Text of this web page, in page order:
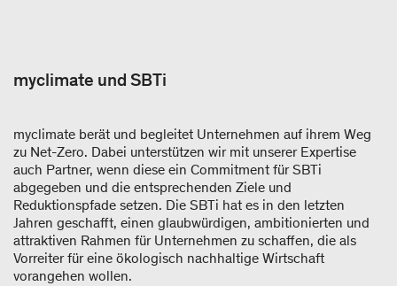
myclimate und SBTi
myclimate berät und begleitet Unternehmen auf ihrem Weg
zu Net-Zero. Dabei unterstützen wir mit unserer Expertise
auch Partner, wenn diese ein Commitment für SBTi
abgegeben und die entsprechenden Ziele und
Reduktionspfade setzen. Die SBTi hat es in den letzten
Jahren geschafft, einen glaubwürdigen, ambitionierten und
attraktiven Rahmen für Unternehmen zu schaffen, die als
Vorreiter für eine ökologisch nachhaltige Wirtschaft
vorangehen wollen.